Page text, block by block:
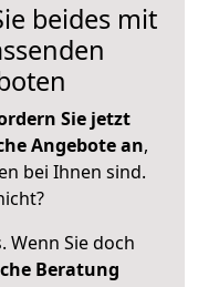
beides mit
Sie jetzt
Angebote an,
bei Ihnen sind.
Wenn Sie doch
Beratung